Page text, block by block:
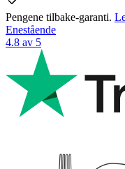
Pengene tilbake-garanti.
Enestående
4.8 av 5